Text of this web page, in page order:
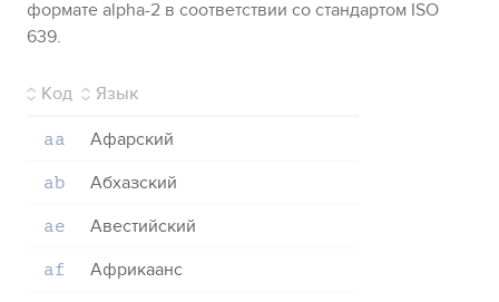
формате alpha-2 в соответствии со стандартом ISO
639.
Код Язык
aa Афарский
ab Абхазский
ae Авестийский
af Африкаанс